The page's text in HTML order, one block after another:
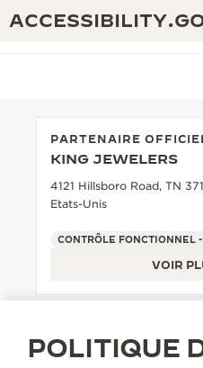
THE REVERSO 1931 CAFÉ
EXPOSITION « THE
EXPOSITION « THE
EXCELLENCE : PLUS
INGÉNIOSITÉ : PLUS
SAVOIR-FAIRE : 108
PARTENAIRE
KING JEWELERS
4121 Hillsboro Road, TN
Etats-Unis
VOIR
POLITIQUE